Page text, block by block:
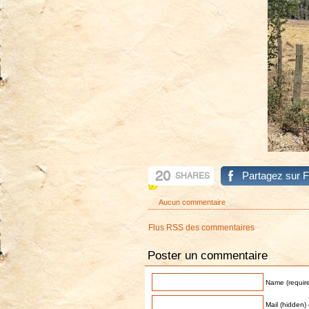
20 SHARES Partagez sur
Aucun commentaire
Flus RSS des commentaires
Poster un commentaire
Name
Mail (hidden)